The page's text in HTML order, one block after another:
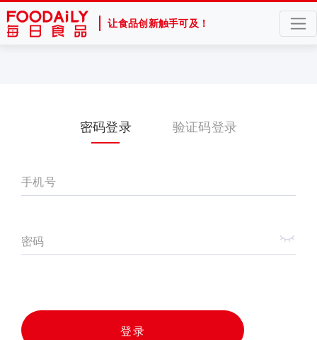
让食品创新触手可及！
密码登录 验证码登录
手机号
密码
登录